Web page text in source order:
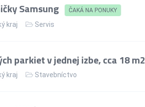
Samsung ČAKÁ NA PONUKY
kraj Servis
parkiet v jednej izbe, cca 18 m2
kraj Stavebníctvo